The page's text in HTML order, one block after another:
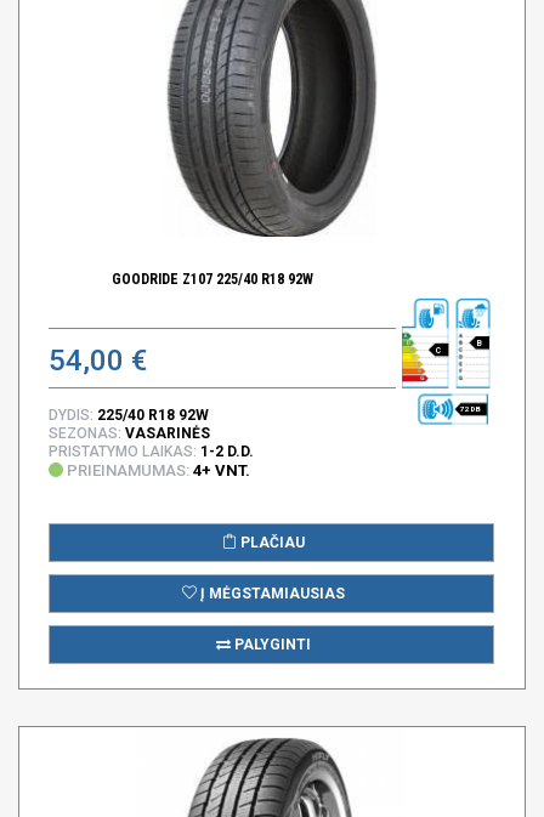
GOODRIDE Z107 225/40 R18 92W
54,00 € C
B
72 DB
DYDIS: 225/40 R18 92W
SEZONAS: VASARINĖS
PRISTATYMO LAIKAS: 1-2 D.D.
PRIEINAMUMAS: 4+ VNT.
PLAČIAU
Į MĖGSTAMIAUSIAS
PALYGINTI